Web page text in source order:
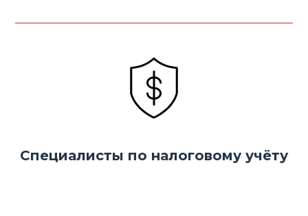
Специалисты по налоговому учёту